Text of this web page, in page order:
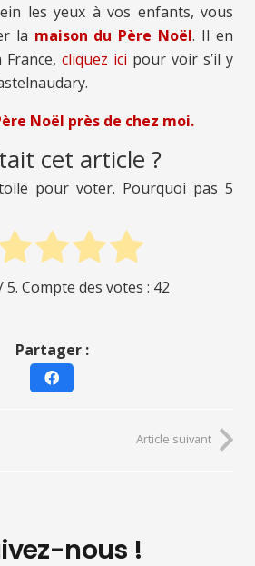
les yeux à vos enfants, vous
la maison du Père Noël. Il en
cliquez ici pour voir s’il y
Noël près de chez moi.
cet article ?
pour voter. Pourquoi pas 5
5. Compte des votes : 42
Partager :
Article suivant
nous !